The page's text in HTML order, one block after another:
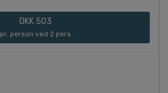
DKK 503
pr. person ved 2 pers.